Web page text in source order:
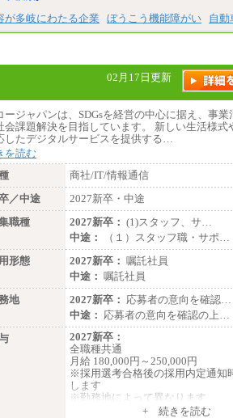
が多岐にわたる企業 ぼうこう機能障がい 自動
02月17日更新
ージャパンは、SDGsを経営の中心に据え、事業
会課題解決を目指しています。 新しい生活様式
したデジタルサービスを提供する…
を読む
商社/IT/情報通信
／中途
2027新卒・中途
職種
2027新卒： (1)スタッフ、サ…
中途：
（１）スタッフ職・サポ…
形態
2027新卒： 嘱託社員
中途： 嘱託社員
地
2027新卒： 応募者の意向を確認…
中途： 応募者の意向を確認の上…
2027新卒：
全職種共通
月給 180,000円～250,000円
※採用選考合格後の採用内定通知
します
※勤務地によって異なります
+ 続きを読む